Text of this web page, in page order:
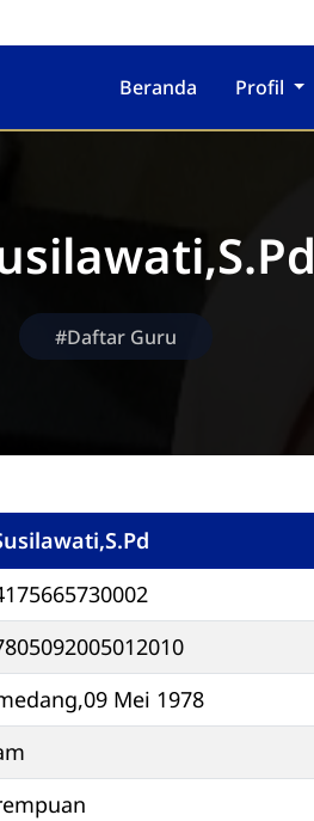
Beranda Profil
#Daftar Guru
Mei 1978